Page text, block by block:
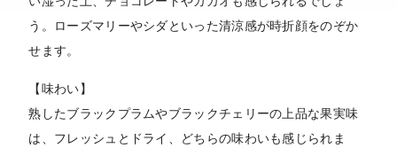
う。ローズマリーやシダといった清涼感が時折顔をのぞか
せます。
【味わい】
熟したブラックプラムやブラックチェリーの上品な果実味
は、フレッシュとドライ、どちらの味わいも感じられま